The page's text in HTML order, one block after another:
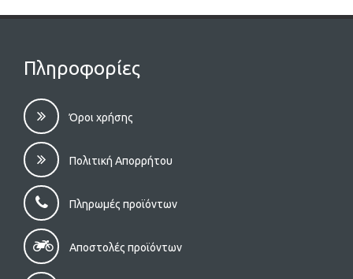
Πληροφορίες
Όροι χρήσης
Πολιτική Απορρήτου
Πληρωμές προϊόντων
Αποστολές προϊόντων